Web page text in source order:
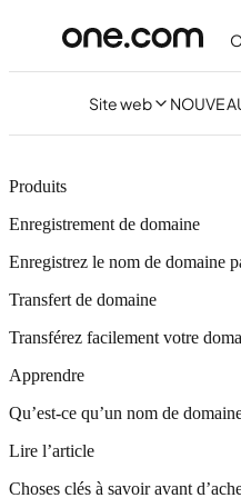
Site web
Produits
Enregistrement de domaine
Enregistrez le nom de domaine
Transfert de domaine
Transférez facilement votre
Apprendre
Qu’est-ce qu’un nom de
Lire l’article
Choses clés à savoir avant